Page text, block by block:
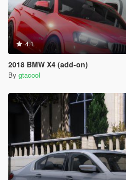
4.1
2018 BMW X4 (add-on)
By gtacool